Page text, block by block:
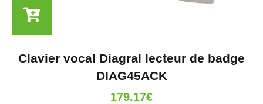
Clavier vocal Diagral lecteur de badge
DIAG45ACK
179.17€